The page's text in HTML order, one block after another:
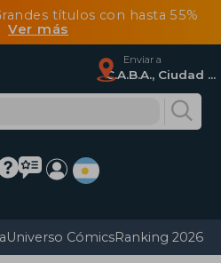
títulos con hasta 55%
Ver más
Enviar a
C.A.B.A., Ciudad Autónoma De Buenos Aires
Universo CómicsRanking 2026